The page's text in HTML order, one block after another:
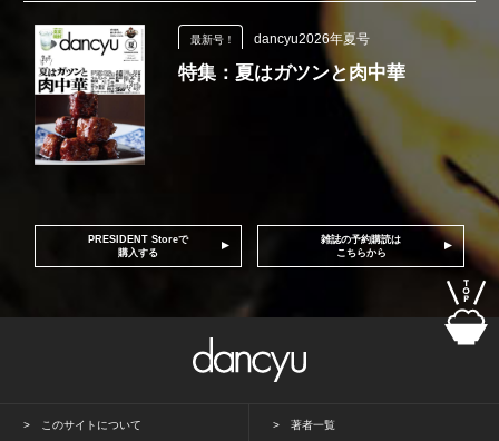
最新号！ dancyu2026年夏号
特集：夏はガツンと肉中華
PRESIDENT Storeで
購入する
雑誌の予約購読は
こちらから
このサイトについて 著者一覧